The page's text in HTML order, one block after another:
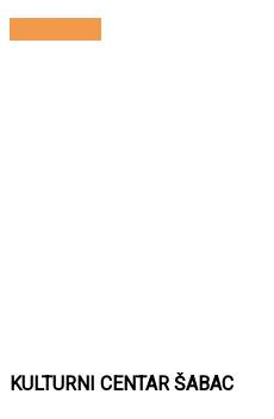
KULTURNI CENTAR ŠABAC